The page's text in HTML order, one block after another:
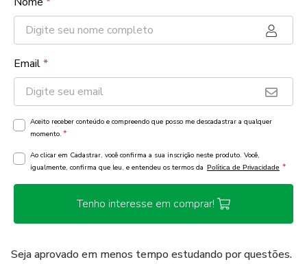
Email*
Aceito receber conteúdo e compreendo que posso me descadastrar a qualquer
momento. *
Ao clicar em Cadastrar, você confirma a sua inscrição neste produto. Você,
igualmente, confirma que leu, e entendeu os termos da Política de Privacidade *
Tenho interesse em comprar!
Seja aprovado em menos tempo estudando por questões.